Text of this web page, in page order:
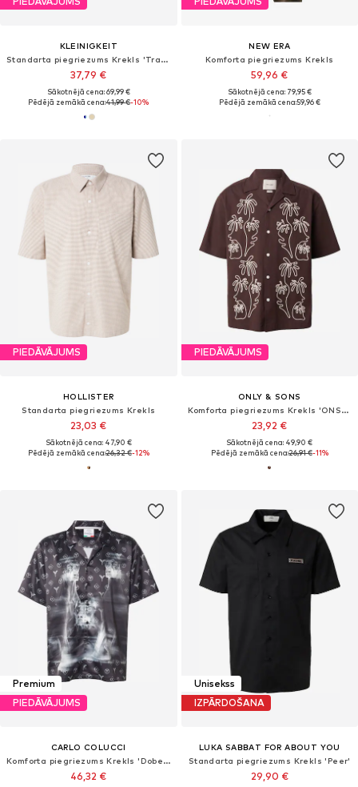
KLEINIGKEIT
Standarta piegriezums Krekls 'Travel Scott'
37,79 €
Sākotnējā cena: 69,99 €
Pēdējā zemākā cena:41,99 €-10%
NEW ERA
Komforta piegriezums Krekls
59,96 €
Sākotnējā cena: 79,95 €
Pēdējā zemākā cena:59,96 €
PIEDĀVĀJUMS
HOLLISTER
Standarta piegriezums Krekls
23,03 €
Sākotnējā cena: 47,90 €
Pēdējā zemākā cena:26,32 €-12%
PIEDĀVĀJUMS
ONLY & SONS
Komforta piegriezums Krekls 'ONSMARVIN'
23,92 €
Sākotnējā cena: 49,90 €
Pēdējā zemākā cena:26,91 €-11%
Premium
PIEDĀVĀJUMS
CARLO COLUCCI
Komforta piegriezums Krekls 'Dobermann'
46,32 €
Unisekss
IZPĀRDOŠANA
LUKA SABBAT FOR ABOUT YOU
Standarta piegriezums Krekls 'Peer'
29,90 €